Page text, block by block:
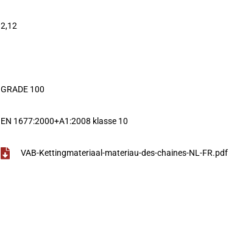
2,12
GRADE 100
EN 1677:2000+A1:2008 klasse 10
VAB-Kettingmateriaal-materiau-des-chaines-NL-FR.pdf